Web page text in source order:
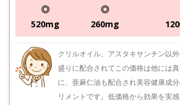
◎
520mg
◎
260mg
クリルオイル、アスタキサンチン以
盛りに配合されてこの価格は他には
に、亜麻仁油も配合され美容健康成
リメントです。低価格から効果を実